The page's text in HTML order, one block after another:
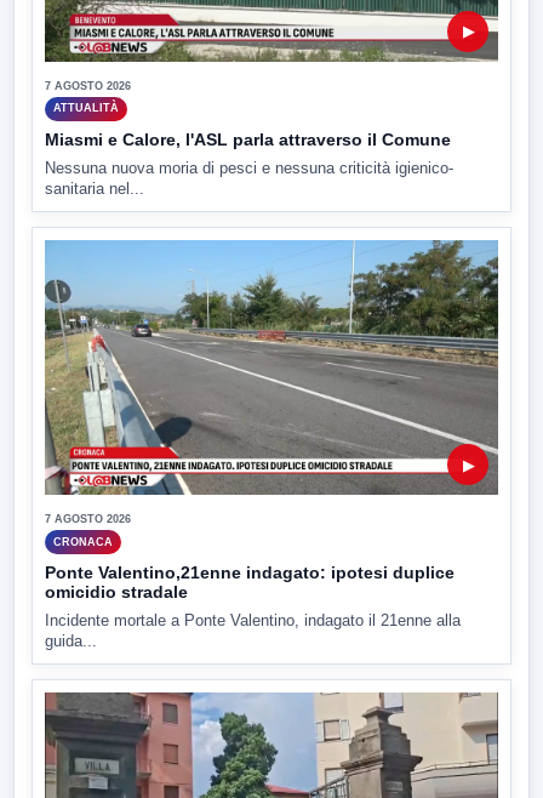
▶
7 AGOSTO 2026
ATTUALITÀ
Miasmi e Calore, l'ASL parla attraverso il Comune
Nessuna nuova moria di pesci e nessuna criticità igienico-
sanitaria nel...
▶
7 AGOSTO 2026
CRONACA
Ponte Valentino,21enne indagato: ipotesi duplice
omicidio stradale
Incidente mortale a Ponte Valentino, indagato il 21enne alla
guida...